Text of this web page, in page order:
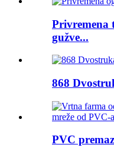
Privremena
gužve...
868
PVC